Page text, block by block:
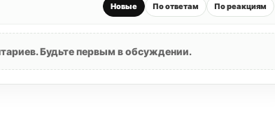
Новые По ответам По реакциям
Будьте первым в обсуждении.